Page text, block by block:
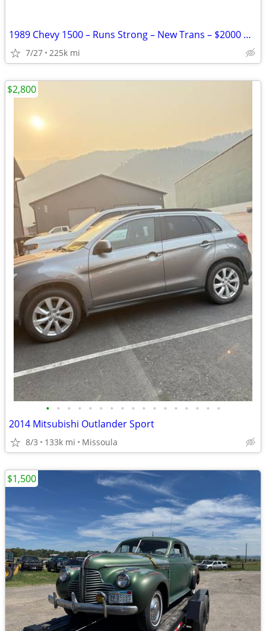
1989 Chevy 1500 – Runs Strong – New Trans – $2000 OBO
7/27 225k mi
• • • • • • • • • • • • • • • • •
2014 Mitsubishi Outlander Sport
8/3 133k mi Missoula
$2,800
$1,500